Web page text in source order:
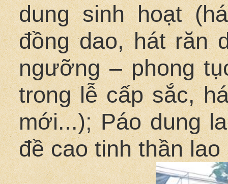
dung sinh hoạt
đồng dao, hát răn
ngưỡng – phong
trong lễ cấp sắc,
mới...); Páo dung
đề cao tinh thần